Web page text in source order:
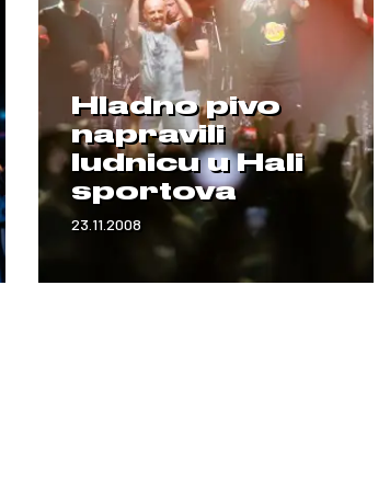
Hladno pivo
napravili
ludnicu u Hali
sportova
23.11.2008